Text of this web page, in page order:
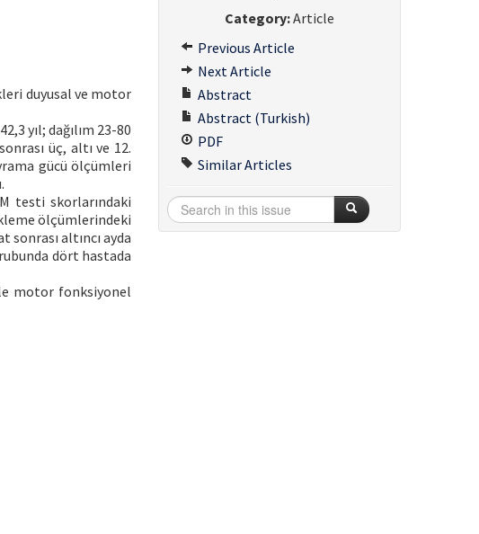
duyusal ve motor
yıl; dağılım 23-80
üç, altı ve 12.
gücü ölçümleri
testi skorlarındaki
ölçümlerindeki
altıncı ayda
dört hastada
motor fonksiyonel
Category:Article
Previous Article
Next Article
Abstract
Abstract (Turkish)
PDF
Similar Articles